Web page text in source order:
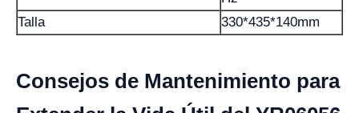
Talla
330*435*140mm
Consejos de Mantenimiento para